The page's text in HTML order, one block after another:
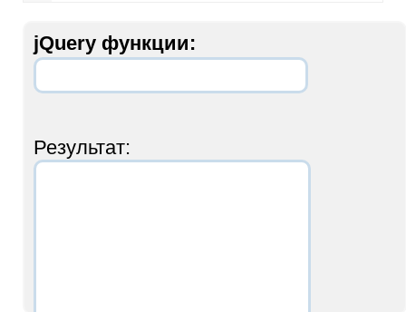
jQuery функции:
Результат: